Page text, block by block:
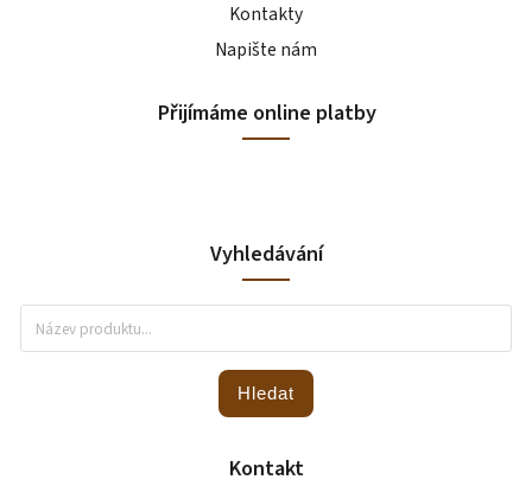
Kontakty
Napište nám
Přijímáme online platby
Vyhledávání
Hledat
Kontakt